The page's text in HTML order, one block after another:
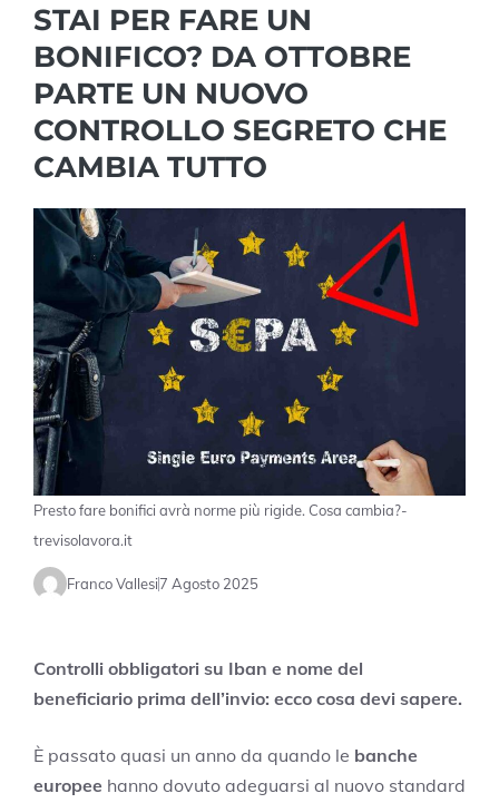
STAI PER FARE UN
BONIFICO? DA OTTOBRE
PARTE UN NUOVO
CONTROLLO SEGRETO CHE
CAMBIA TUTTO
Presto fare bonifici avrà norme più rigide. Cosa cambia?-
trevisolavora.it
Franco Vallesi7 Agosto 2025
Controlli obbligatori su Iban e nome del
beneficiario prima dell’invio: ecco cosa devi sapere.
È passato quasi un anno da quando le banche
europee hanno dovuto adeguarsi al nuovo standard